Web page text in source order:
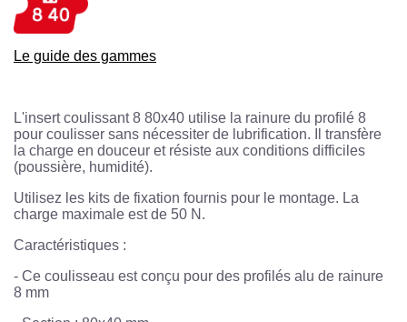
Le guide des gammes
L'insert coulissant 8 80x40 utilise la rainure du profilé 8
pour coulisser sans nécessiter de lubrification. Il transfère
la charge en douceur et résiste aux conditions difficiles
(poussière, humidité).
Utilisez les kits de fixation fournis pour le montage. La
charge maximale est de 50 N.
Caractéristiques :
- Ce coulisseau est conçu pour des profilés alu de rainure
8 mm